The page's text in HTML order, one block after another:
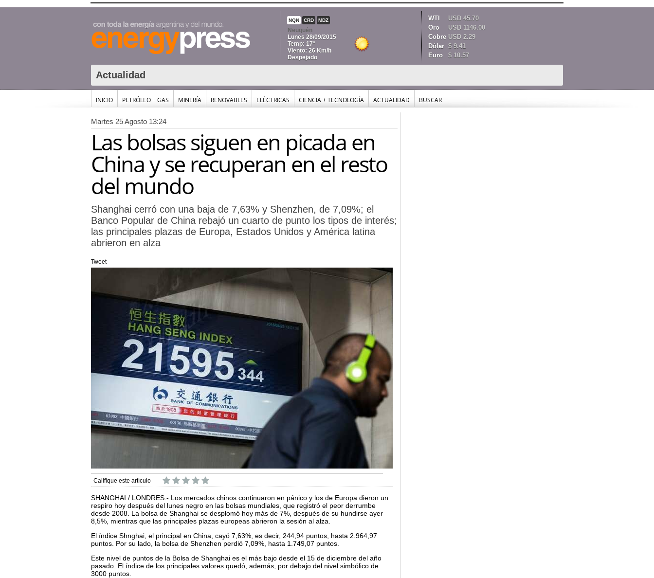
NQN CRD MDZ
Neuquén
Lunes 28/09/2015
Temp: 17°
Viento: 26 Km/h
Despejado
WTI
USD 45.70
Oro
USD 1146.00
Cobre USD 2.29
Dólar $ 9.41
Euro
$ 10.57
Actualidad
INICIO PETRÓLEO + GAS MINERÍA RENOVABLES ELÉCTRICAS CIENCIA + TECNOLOGÍA ACTUALIDAD BUSCAR
Martes 25 Agosto 13:24
Las bolsas siguen en picada en
China y se recuperan en el resto
del mundo
Shanghai cerró con una baja de 7,63% y Shenzhen, de 7,09%; el
Banco Popular de China rebajó un cuarto de punto los tipos de interés;
las principales plazas de Europa, Estados Unidos y América latina
abrieron en alza
Tweet
Califique este artículo
SHANGHAI / LONDRES.- Los mercados chinos continuaron en pánico y los de Europa dieron un
respiro hoy después del lunes negro en las bolsas mundiales, que registró el peor derrumbe
desde 2008. La bolsa de Shanghai se desplomó hoy más de 7%, después de su hundirse ayer
8,5%, mientras que las principales plazas europeas abrieron la sesión al alza.
El índice Shnghai, el principal en China, cayó 7,63%, es decir, 244,94 puntos, hasta 2.964,97
puntos. Por su lado, la bolsa de Shenzhen perdió 7,09%, hasta 1.749,07 puntos.
Este nivel de puntos de la Bolsa de Shanghai es el más bajo desde el 15 de diciembre del año
pasado. El índice de los principales valores quedó, además, por debajo del nivel simbólico de
3000 puntos.